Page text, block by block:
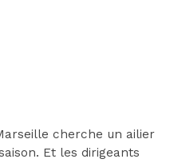
cherche un ailier
Et les dirigeants